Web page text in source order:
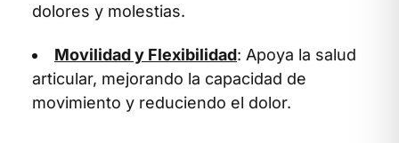
dolores y molestias.
Movilidad y Flexibilidad: Apoya la salud
articular, mejorando la capacidad de
movimiento y reduciendo el dolor.